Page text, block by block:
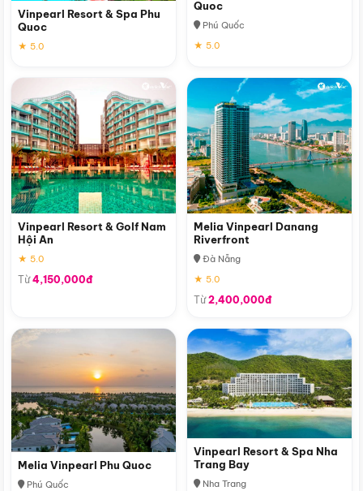
Vinpearl Resort & Spa Phu
Quoc
★ 5.0
Quoc
Phú Quốc
★ 5.0
Vinpearl Resort & Golf Nam
Hội An
★ 5.0
Từ4,150,000đ
Melia Vinpearl Danang
Riverfront
Đà Nẵng
★ 5.0
Từ2,400,000đ
Melia Vinpearl Phu Quoc
Phú Quốc
Vinpearl Resort & Spa Nha
Trang Bay
Nha Trang